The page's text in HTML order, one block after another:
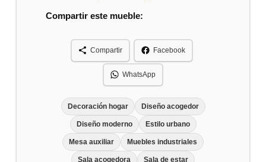
Compartir este mueble:
Compartir Facebook
WhatsApp
Decoración hogar Diseño acogedor
Diseño moderno Estilo urbano
Mesa auxiliar Muebles industriales
Sala acogedora Sala de estar